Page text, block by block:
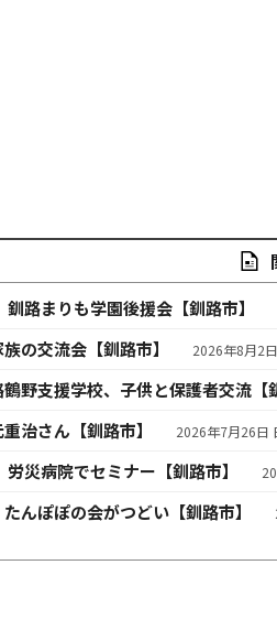
路まりも学園後援会【釧路市】
の交流会【釧路市】 2026年8月2
野支援学校、子供と保護者交流【
治さん【釧路市】 2026年7月26日
災病院でセミナー【釧路市】
んぽぽの会がつどい【釧路市】